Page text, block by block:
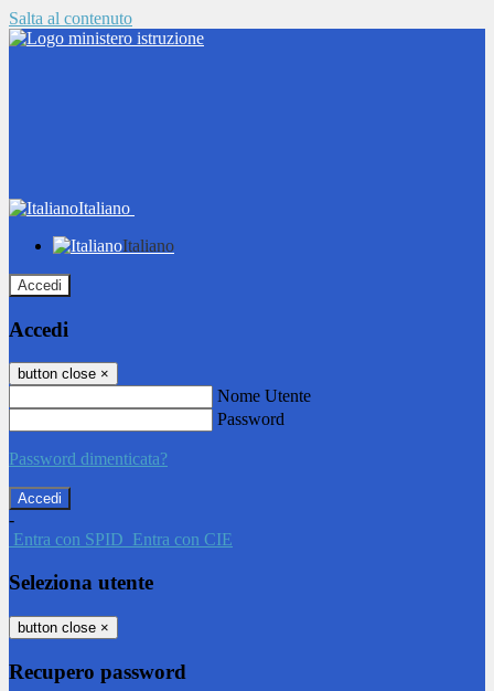
Salta al contenuto
Italiano
Italiano
Accedi
Accedi
button close ×
Nome Utente
Password
Password dimenticata?
-
Entra con SPID Entra con CIE
Seleziona utente
button close ×
Recupero password